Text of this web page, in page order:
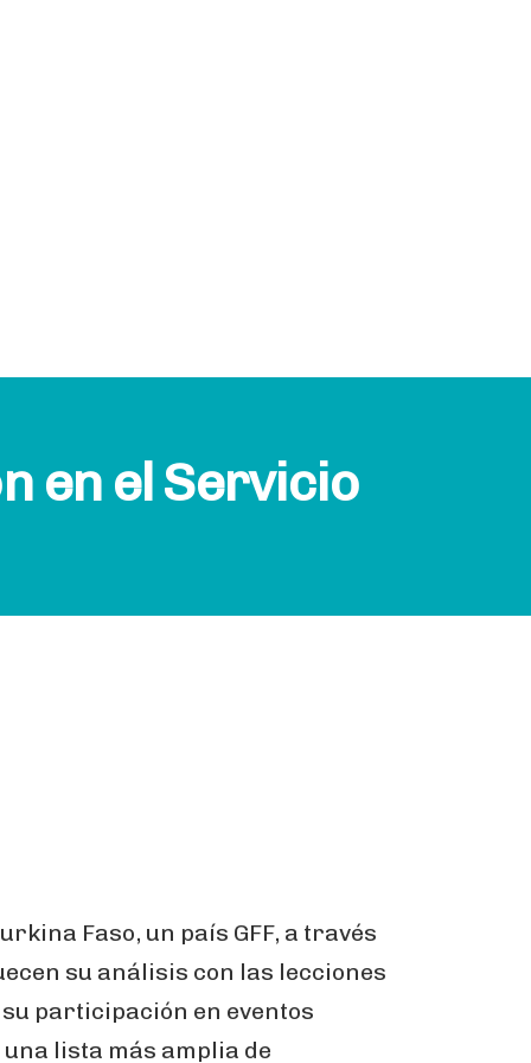
en el Servicio
Faso, un país GFF, a través
su análisis con las lecciones
participación en eventos
lista más amplia de